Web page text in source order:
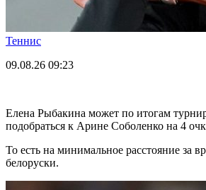
Теннис
09.08.26 09:23
Елена Рыбакина может по итогам
подобраться к Арине Соболенко на 4
То есть на минимальное расстояние за
белоруски.